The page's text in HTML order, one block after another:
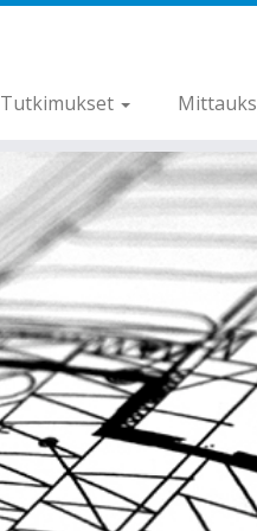
Tutkimukset